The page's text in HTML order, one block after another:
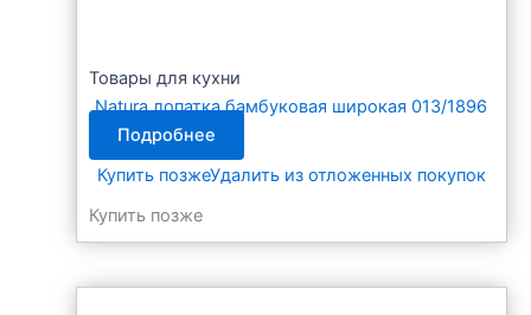
Товары для кухни
Natura лопатка бамбуковая широкая 013/1896
Подробнее
Купить позжеУдалить из отложенных покупок
Купить позже